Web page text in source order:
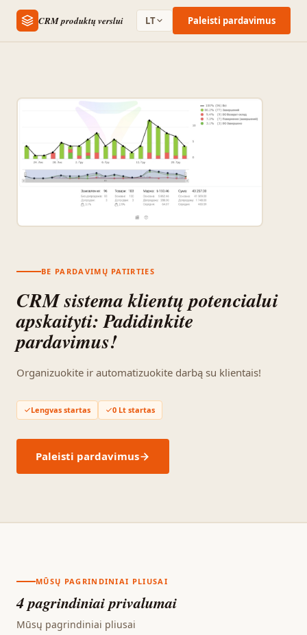
CRM produktų verslui LT Paleisti pardavimus
BE PARDAVIMŲ PATIRTIES
CRM sistema klientų potencialui
apskaityti: Padidinkite
pardavimus!
Organizuokite ir automatizuokite darbą su klientais!
Lengvas startas 0 Lt startas
Paleisti pardavimus
MŪSŲ PAGRINDINIAI PLIUSAI
4 pagrindiniai privalumai
Mūsų pagrindiniai pliusai